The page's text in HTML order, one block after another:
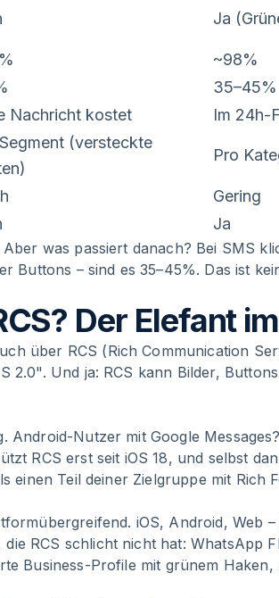
Ja
~98%
35–45%
Nachricht kostet Im 24h-
(versteckte
Pro
Gering
Ja
was passiert danach? Bei SMS
Buttons – sind es 35–45%. Das ist
Der Elefant
über RCS (Rich Communication
2.0". Und ja: RCS kann Bilder,
Android-Nutzer mit Google
RCS erst seit iOS 18, und selbst
einen Teil deiner Zielgruppe mit Rich
iOS, Android, Web –
RCS schlicht nicht hat: WhatsApp
Business-Profile mit grünem Haken,